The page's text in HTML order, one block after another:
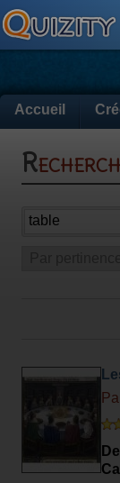
Accueil